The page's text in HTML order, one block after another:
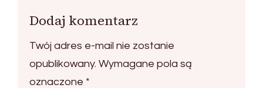
Dodaj komentarz
Twój adres e-mail nie zostanie
opublikowany. Wymagane pola są
oznaczone *